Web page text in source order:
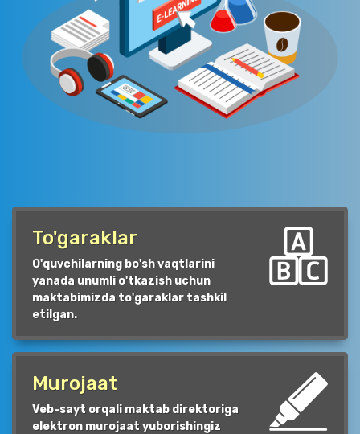
To'garaklar
O'quvchilarning bo'sh vaqtlarini
yanada unumli o'tkazish uchun
maktabimizda to'garaklar tashkil
etilgan.
Murojaat
Veb-sayt orqali maktab direktoriga
elektron murojaat yuborishingiz